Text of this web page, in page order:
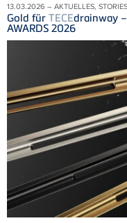
13.03.2026 – AKTUELLES, STORIES
Gold für TECEdrainway –
AWARDS 2026